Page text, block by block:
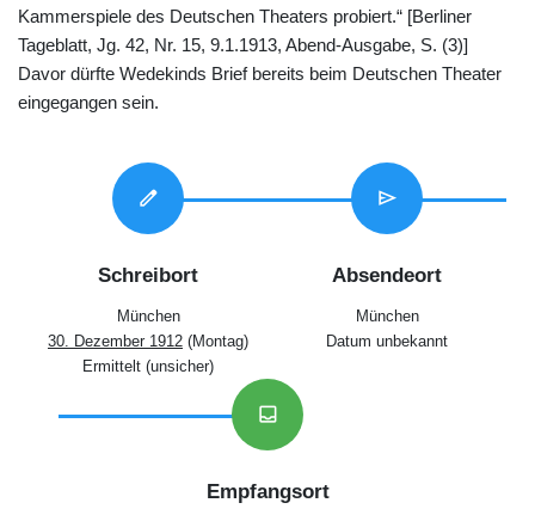
Kammerspiele des Deutschen Theaters probiert.“ [Berliner
Tageblatt, Jg. 42, Nr. 15, 9.1.1913, Abend-Ausgabe, S. (3)]
Davor dürfte Wedekinds Brief bereits beim Deutschen Theater
eingegangen sein.
edit
Schreibort
München
30. Dezember 1912 (Montag)
Ermittelt (unsicher)
send
Absendeort
München
Datum unbekannt
inbox
Empfangsort